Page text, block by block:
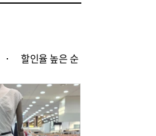
할인율 높은 순